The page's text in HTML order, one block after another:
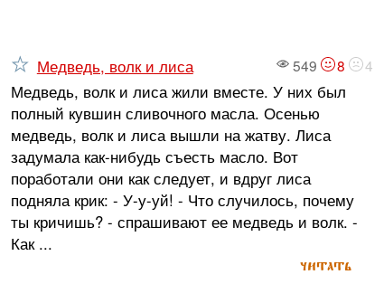
549 8 4
Медведь, волк и лиса
Медведь, волк и лиса жили вместе. У них был
полный кувшин сливочного масла. Осенью
медведь, волк и лиса вышли на жатву. Лиса
задумала как-нибудь съесть масло. Вот
поработали они как следует, и вдруг лиса
подняла крик: - У-у-уй! - Что случилось, почему
ты кричишь? - спрашивают ее медведь и волк. -
Как ...
читать